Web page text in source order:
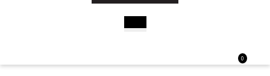
/
de
0